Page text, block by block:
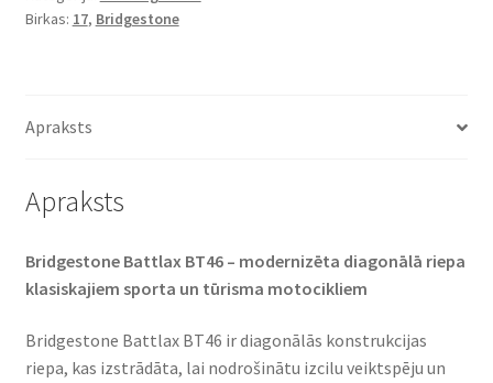
69H
daudzums
Birkas: 17, Bridgestone
Apraksts
Apraksts
Bridgestone Battlax BT46 – modernizēta diagonālā riepa
klasiskajiem sporta un tūrisma motocikliem​
Bridgestone Battlax BT46 ir diagonālās konstrukcijas
riepa, kas izstrādāta, lai nodrošinātu izcilu veiktspēju un